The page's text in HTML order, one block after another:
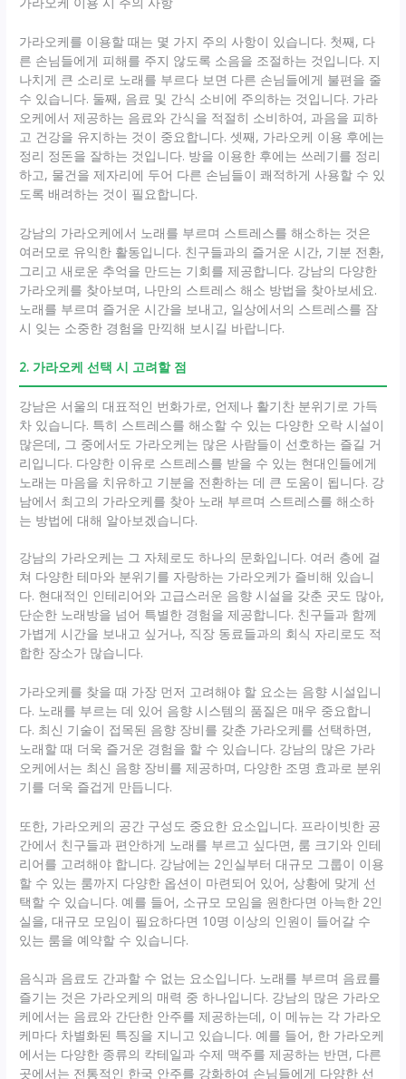
가라오케를 이용할 때는 몇 가지 주의 사항이 있습니다. 첫째, 다
른 손님들에게 피해를 주지 않도록 소음을 조절하는 것입니다. 지
나치게 큰 소리로 노래를 부르다 보면 다른 손님들에게 불편을 줄
수 있습니다. 둘째, 음료 및 간식 소비에 주의하는 것입니다. 가라
오케에서 제공하는 음료와 간식을 적절히 소비하여, 과음을 피하
고 건강을 유지하는 것이 중요합니다. 셋째, 가라오케 이용 후에는
정리 정돈을 잘하는 것입니다. 방을 이용한 후에는 쓰레기를 정리
하고, 물건을 제자리에 두어 다른 손님들이 쾌적하게 사용할 수 있
도록 배려하는 것이 필요합니다.
강남의 가라오케에서 노래를 부르며 스트레스를 해소하는 것은
여러모로 유익한 활동입니다. 친구들과의 즐거운 시간, 기분 전환,
그리고 새로운 추억을 만드는 기회를 제공합니다. 강남의 다양한
가라오케를 찾아보며, 나만의 스트레스 해소 방법을 찾아보세요.
노래를 부르며 즐거운 시간을 보내고, 일상에서의 스트레스를 잠
시 잊는 소중한 경험을 만끽해 보시길 바랍니다.
2. 가라오케 선택 시 고려할 점
강남은 서울의 대표적인 번화가로, 언제나 활기찬 분위기로 가득
차 있습니다. 특히 스트레스를 해소할 수 있는 다양한 오락 시설이
많은데, 그 중에서도 가라오케는 많은 사람들이 선호하는 즐길 거
리입니다. 다양한 이유로 스트레스를 받을 수 있는 현대인들에게
노래는 마음을 치유하고 기분을 전환하는 데 큰 도움이 됩니다. 강
남에서 최고의 가라오케를 찾아 노래 부르며 스트레스를 해소하
는 방법에 대해 알아보겠습니다.
강남의 가라오케는 그 자체로도 하나의 문화입니다. 여러 층에 걸
쳐 다양한 테마와 분위기를 자랑하는 가라오케가 즐비해 있습니
다. 현대적인 인테리어와 고급스러운 음향 시설을 갖춘 곳도 많아,
단순한 노래방을 넘어 특별한 경험을 제공합니다. 친구들과 함께
가볍게 시간을 보내고 싶거나, 직장 동료들과의 회식 자리로도 적
합한 장소가 많습니다.
가라오케를 찾을 때 가장 먼저 고려해야 할 요소는 음향 시설입니
다. 노래를 부르는 데 있어 음향 시스템의 품질은 매우 중요합니
다. 최신 기술이 접목된 음향 장비를 갖춘 가라오케를 선택하면,
노래할 때 더욱 즐거운 경험을 할 수 있습니다. 강남의 많은 가라
오케에서는 최신 음향 장비를 제공하며, 다양한 조명 효과로 분위
기를 더욱 즐겁게 만듭니다.
또한, 가라오케의 공간 구성도 중요한 요소입니다. 프라이빗한 공
간에서 친구들과 편안하게 노래를 부르고 싶다면, 룸 크기와 인테
리어를 고려해야 합니다. 강남에는 2인실부터 대규모 그룹이 이용
할 수 있는 룸까지 다양한 옵션이 마련되어 있어, 상황에 맞게 선
택할 수 있습니다. 예를 들어, 소규모 모임을 원한다면 아늑한 2인
실을, 대규모 모임이 필요하다면 10명 이상의 인원이 들어갈 수
있는 룸을 예약할 수 있습니다.
음식과 음료도 간과할 수 없는 요소입니다. 노래를 부르며 음료를
즐기는 것은 가라오케의 매력 중 하나입니다. 강남의 많은 가라오
케에서는 음료와 간단한 안주를 제공하는데, 이 메뉴는 각 가라오
케마다 차별화된 특징을 지니고 있습니다. 예를 들어, 한 가라오케
에서는 다양한 종류의 칵테일과 수제 맥주를 제공하는 반면, 다른
곳에서는 전통적인 한국 안주를 강화하여 손님들에게 다양한 선